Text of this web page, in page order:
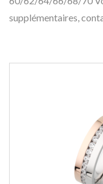
supplémentaires,